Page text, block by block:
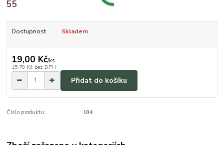
55
Dostupnost Skladem
19,00 Kč/ks
15,70 Kč bez DPH
Přidat do košíku
Číslo produktu: l04